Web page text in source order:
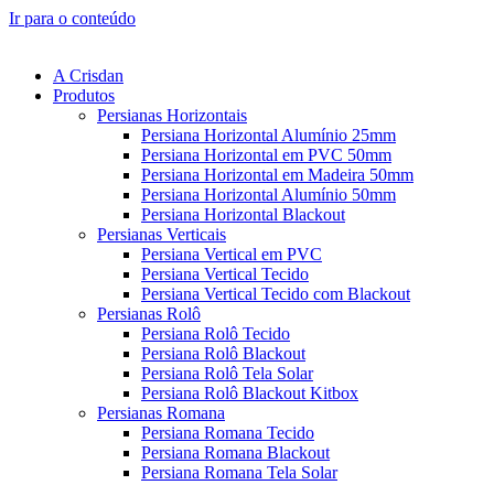
Ir para o conteúdo
A Crisdan
Produtos
Persianas Horizontais
Persiana Horizontal Alumínio 25mm
Persiana Horizontal em PVC 50mm
Persiana Horizontal em Madeira 50mm
Persiana Horizontal Alumínio 50mm
Persiana Horizontal Blackout
Persianas Verticais
Persiana Vertical em PVC
Persiana Vertical Tecido
Persiana Vertical Tecido com Blackout
Persianas Rolô
Persiana Rolô Tecido
Persiana Rolô Blackout
Persiana Rolô Tela Solar
Persiana Rolô Blackout Kitbox
Persianas Romana
Persiana Romana Tecido
Persiana Romana Blackout
Persiana Romana Tela Solar